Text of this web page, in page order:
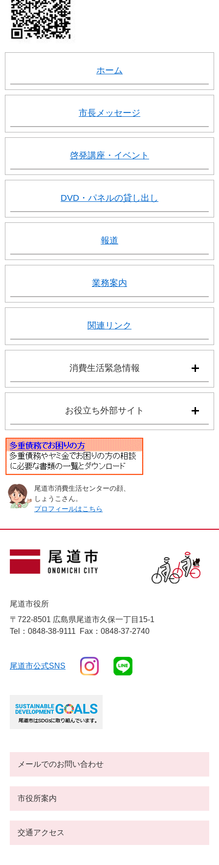
ホーム
市長メッセージ
啓発講座・イベント
DVD・パネルの貸し出し
報道
業務案内
関連リンク
消費生活緊急情報
お役立ち外部サイト
尾道市消費生活センターの顔、
しょうこさん。
プロフィールはこちら
尾道市役所
〒722-8501 広島県尾道市久保一丁目15-1
Tel：0848-38-9111
Fax：0848-37-2740
尾道市公式SNS
メールでのお問い合わせ
市役所案内
交通アクセス